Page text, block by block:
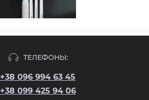
ТЕЛЕФОНЫ:
+38 096 994 63 45
+38 099 425 94 06